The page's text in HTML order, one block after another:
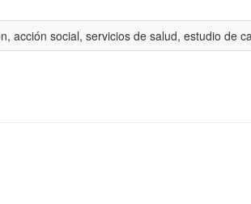
acción social, servicios de salud, estudio de